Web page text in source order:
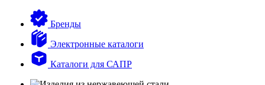
Бренды
Электронные каталоги
Каталоги для САПР